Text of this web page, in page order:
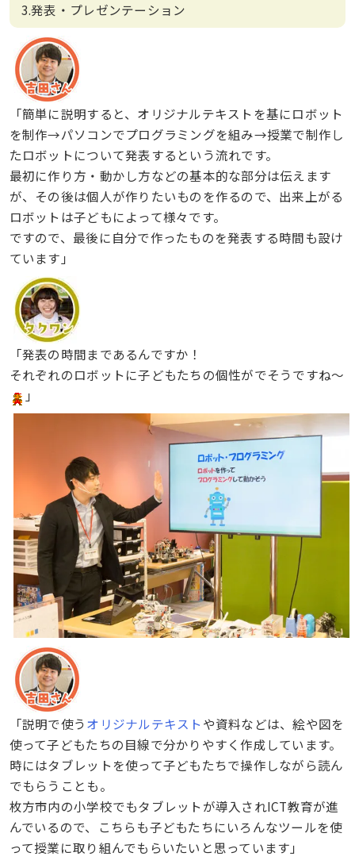
3.発表・プレゼンテーション
「簡単に説明すると、オリジナルテキストを基にロボット
を制作→パソコンでプログラミングを組み→授業で制作し
たロボットについて発表するという流れです。
最初に作り方・動かし方などの基本的な部分は伝えます
が、その後は個人が作りたいものを作るので、出来上がる
ロボットは子どもによって様々です。
ですので、最後に自分で作ったものを発表する時間も設け
ています」
「発表の時間まであるんですか！
それぞれのロボットに子どもたちの個性がでそうですね〜
」
「説明で使うオリジナルテキスト や資料などは、絵や図を
使って子どもたちの目線で分かりやすく作成しています。
時にはタブレットを使って子どもたちで操作しながら読ん
でもらうことも。
枚方市内の小学校でもタブレットが導入されICT教育が進
んでいるので、こちらも子どもたちにいろんなツールを使
って授業に取り組んでもらいたいと思っています」